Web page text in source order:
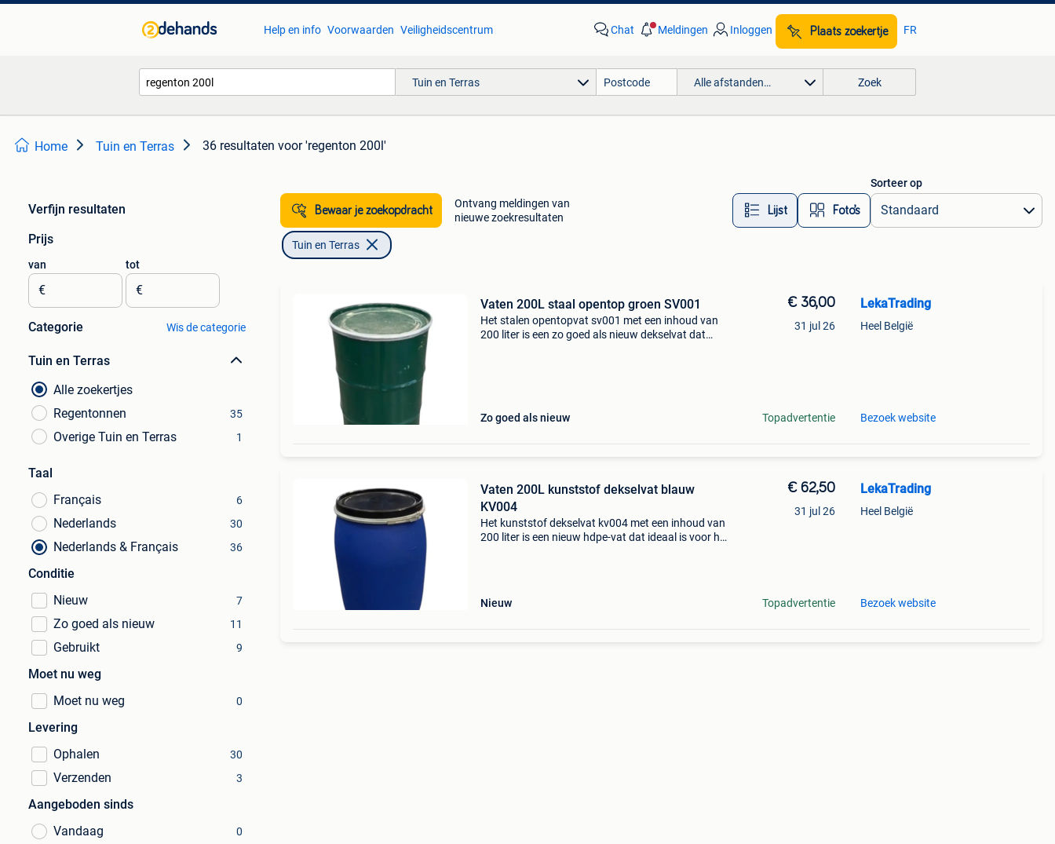
Help en info Voorwaarden Veiligheidscentrum Chat Meldingen Inloggen Plaats zoekertje FR
Tuin en Terras Alle afstanden… Zoek
Home Tuin en Terras 36 resultaten voor 'regenton 200l'
Verfijn resultaten
Prijs
van
€
tot
€
Categorie Wis de categorie
Tuin en Terras
Alle zoekertjes
Regentonnen
35
Overige Tuin en Terras 1
Taal
Français
6
Nederlands 30
Nederlands & Français 36
Conditie
Nieuw
7
Zo goed als nieuw 11
Gebruikt 9
Moet nu weg
Moet nu weg
0
Levering
Ophalen
30
Verzenden 3
Aangeboden sinds
Vandaag
0
Bewaar je zoekopdracht
Ontvang meldingen van
nieuwe zoekresultaten
Lijst Foto’s
Sorteer op
Tuin en Terras
Vaten 200L staal opentop groen SV001
Het stalen opentopvat sv001 met een inhoud van
200 liter is een zo goed als nieuw dekselvat dat
Zo goed als nieuw
€ 36,00
31 jul 26
Topadvertentie
LekaTrading
Heel België
Bezoek website
Vaten 200L kunststof dekselvat blauw
KV004
Het kunststof dekselvat kv004 met een inhoud van
200 liter is een nieuw hdpe-vat dat ideaal is voor het
Nieuw
€ 62,50
31 jul 26
Topadvertentie
LekaTrading
Heel België
Bezoek website